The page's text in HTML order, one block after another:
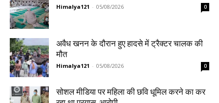
Himalya121 - 05/08/2026 0
अवैध खनन के दौरान हुए हादसे में ट्रैक्टर चालक की
मौत
Himalya121 - 05/08/2026 0
सोशल मीडिया पर महिला की छवि धूमिल करने का कर